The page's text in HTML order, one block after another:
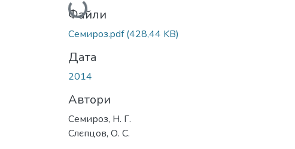
Вантажиться...
Файли
Семироз.pdf(428,44 KB)
Дата
2014
Автори
Семироз, Н. Г.
Слєпцов, О. С.